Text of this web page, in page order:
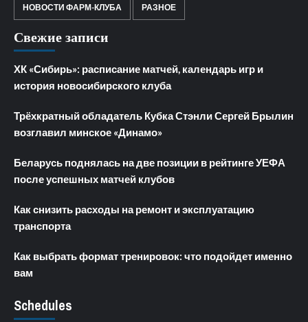
НОВОСТИ ФАРМ-КЛУБА РАЗНОЕ
Свежие записи
ХК «Сибирь»: расписание матчей, календарь игр и
история новосибирского клуба
Трёхкратный обладатель Кубка Стэнли Сергей Брылин
возглавил минское «Динамо»
Беларусь поднялась на две позиции в рейтинге УЕФА
после успешных матчей клубов
Как снизить расходы на ремонт и эксплуатацию
транспорта
Как выбрать формат тренировок: что подойдет именно
вам
Schedules